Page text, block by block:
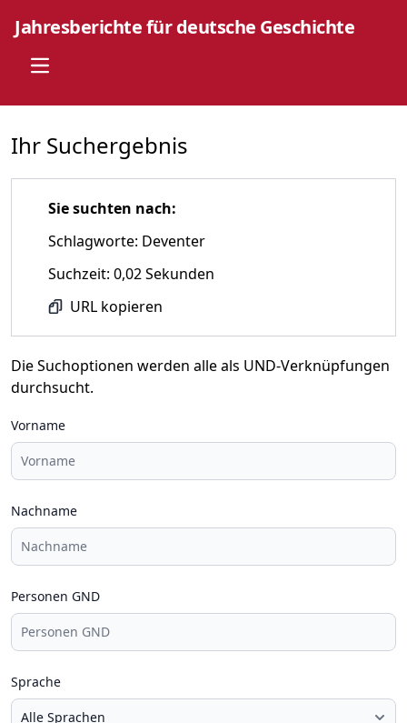
Jahresberichte für deutsche Geschichte
Open main menu
Ihr Suchergebnis
Sie suchten nach:
Schlagworte: Deventer
Suchzeit: 0,02 Sekunden
URL kopieren
Die Suchoptionen werden alle als UND-Verknüpfungen
durchsucht.
Vorname
Nachname
Personen GND
Sprache